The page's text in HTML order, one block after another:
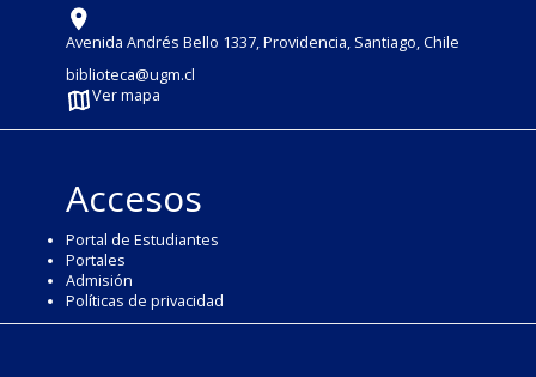
Avenida Andrés Bello 1337, Providencia, Santiago, Chile
biblioteca@ugm.cl
Ver mapa
Accesos
Portal de Estudiantes
Portales
Admisión
Políticas de privacidad